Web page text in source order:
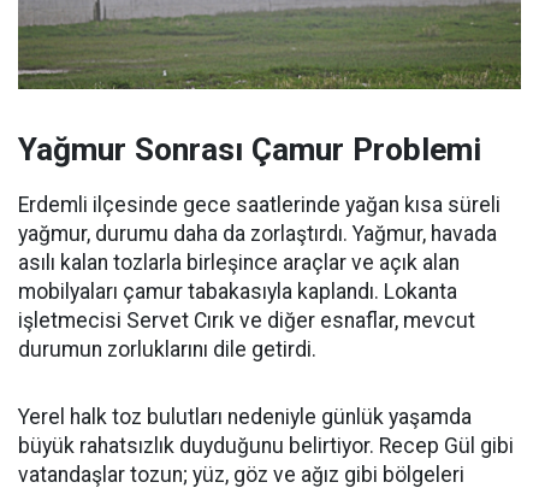
Yağmur Sonrası Çamur Problemi
Erdemli ilçesinde gece saatlerinde yağan kısa süreli
yağmur, durumu daha da zorlaştırdı. Yağmur, havada
asılı kalan tozlarla birleşince araçlar ve açık alan
mobilyaları çamur tabakasıyla kaplandı. Lokanta
işletmecisi Servet Cırık ve diğer esnaflar, mevcut
durumun zorluklarını dile getirdi.
Yerel halk toz bulutları nedeniyle günlük yaşamda
büyük rahatsızlık duyduğunu belirtiyor. Recep Gül gibi
vatandaşlar tozun; yüz, göz ve ağız gibi bölgeleri